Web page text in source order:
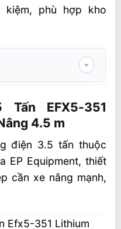
kiệm, phù hợp kho
– Linh hoạt và tiết
pin lithium
Nâng Điện 3.5 Tấn
thực tế
EFX5-351
4.5 m
điện 3.5 tấn thuộc
EP Equipment, thiết
cần xe nâng mạnh,